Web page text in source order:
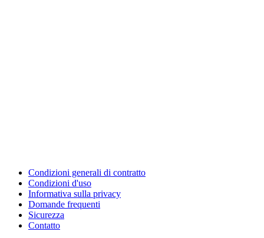
Condizioni generali di contratto
Condizioni d'uso
Informativa sulla privacy
Domande frequenti
Sicurezza
Contatto